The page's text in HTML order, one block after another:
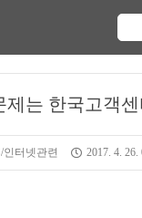
는 한국고객센
인터넷관련 2017. 4. 26.